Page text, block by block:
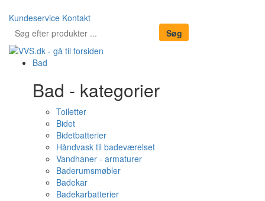
Kundeservice Kontakt
Bad
Bad - kategorier
Toiletter
Bidet
Bidetbatterier
Håndvask til badeværelset
Vandhaner - armaturer
Baderumsmøbler
Badekar
Badekarbatterier